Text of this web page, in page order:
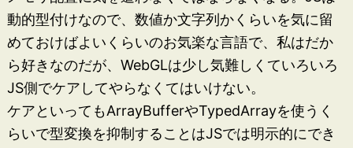
動的型付けなので、数値か文字列かくらいを気に留
めておけばよいくらいのお気楽な言語で、私はだか
ら好きなのだが、WebGLは少し気難しくていろいろ
JS側でケアしてやらなくてはいけない。
ケアといってもArrayBufferやTypedArrayを使うく
らいで型変換を抑制することはJSでは明示的にでき